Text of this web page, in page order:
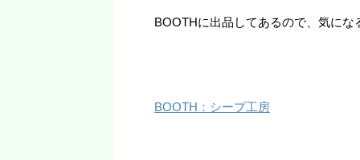
BOOTHに出品してあるので、気にな
BOOTH：シープ工房